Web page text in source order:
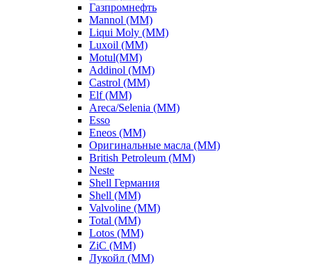
Газпромнефть
Mannol (ММ)
Liqui Moly (ММ)
Luxoil (ММ)
Motul(ММ)
Addinol (ММ)
Castrol (ММ)
Elf (ММ)
Areca/Selenia (ММ)
Esso
Eneos (ММ)
Оригинальные масла (ММ)
British Petroleum (ММ)
Neste
Shell Германия
Shell (ММ)
Valvoline (ММ)
Total (ММ)
Lotos (ММ)
ZiC (ММ)
Лукойл (ММ)